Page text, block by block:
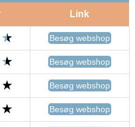
Link
Besøg webshop
Besøg webshop
Besøg webshop
Besøg webshop